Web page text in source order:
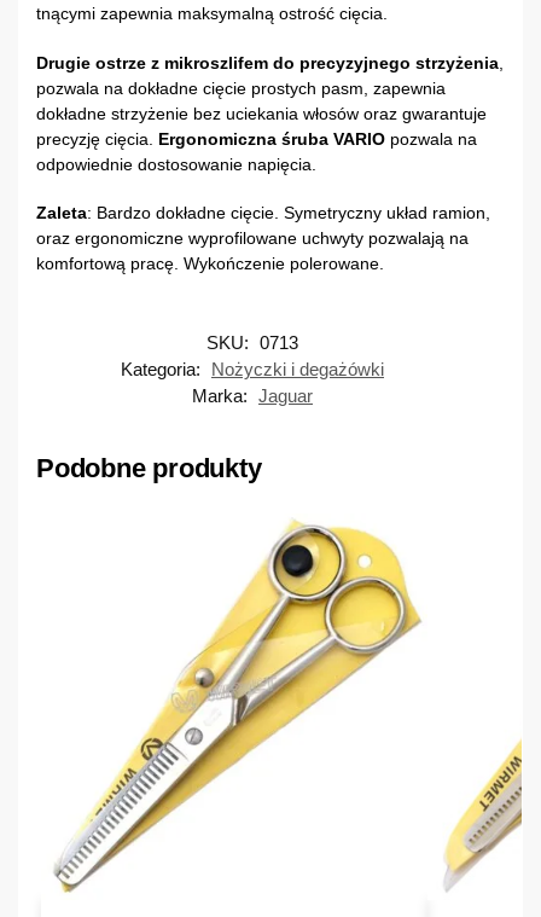
tnącymi zapewnia maksymalną ostrość cięcia.
Drugie ostrze z mikroszlifem do precyzyjnego strzyżenia
pozwala na dokładne cięcie prostych pasm, zapewnia
dokładne strzyżenie bez uciekania włosów oraz gwarantuje
precyzję cięcia. Ergonomiczna śruba VARIO pozwala na
odpowiednie dostosowanie napięcia.
Zaleta: Bardzo dokładne cięcie. Symetryczny układ ramion,
oraz ergonomiczne wyprofilowane uchwyty pozwalają na
komfortową pracę. Wykończenie polerowane.
SKU: 0713
Kategoria:
Nożyczki i degażówki
Marka: Jaguar
Podobne produkty